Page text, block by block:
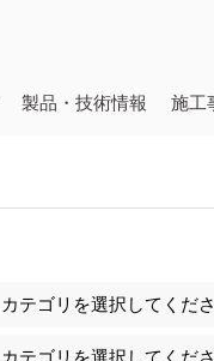
製品・技術情報 施工